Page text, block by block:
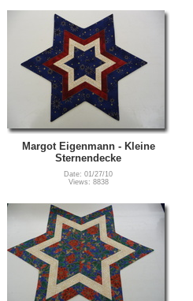
Margot Eigenmann - Kleine
Sternendecke
Date: 01/27/10
Views: 8838